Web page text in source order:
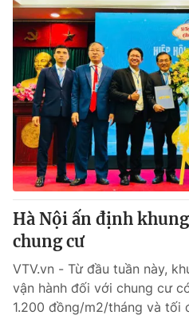
Hà Nội ấn định
chung cư
VTV.vn - Từ đầu tuần này,
vận hành đối với chung cư
1.200 đồng/m2/tháng và tối